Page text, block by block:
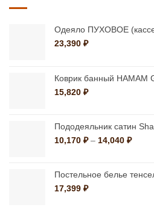
Одеяло ПУХОВОЕ
23,390 ₽
Коврик банный HAMAM
15,820 ₽
Пододеяльник сатин
10,170 ₽ – 14,040 ₽
–
Постельное белье
17,399 ₽